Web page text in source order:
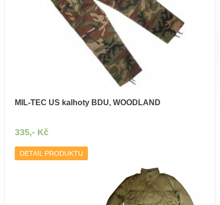
MIL-TEC US kalhoty BDU, WOODLAND
335,- Kč
DETAIL PRODUKTU